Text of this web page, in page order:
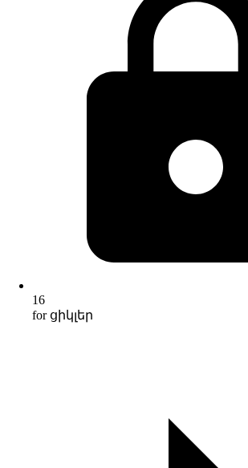
16
for ցիկլեր